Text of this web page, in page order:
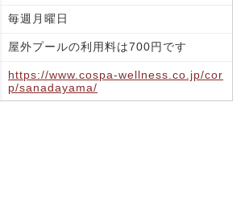
毎週月曜日
屋外プールの利用料は700円です
https://www.cospa-wellness.co.jp/cor
p/sanadayama/